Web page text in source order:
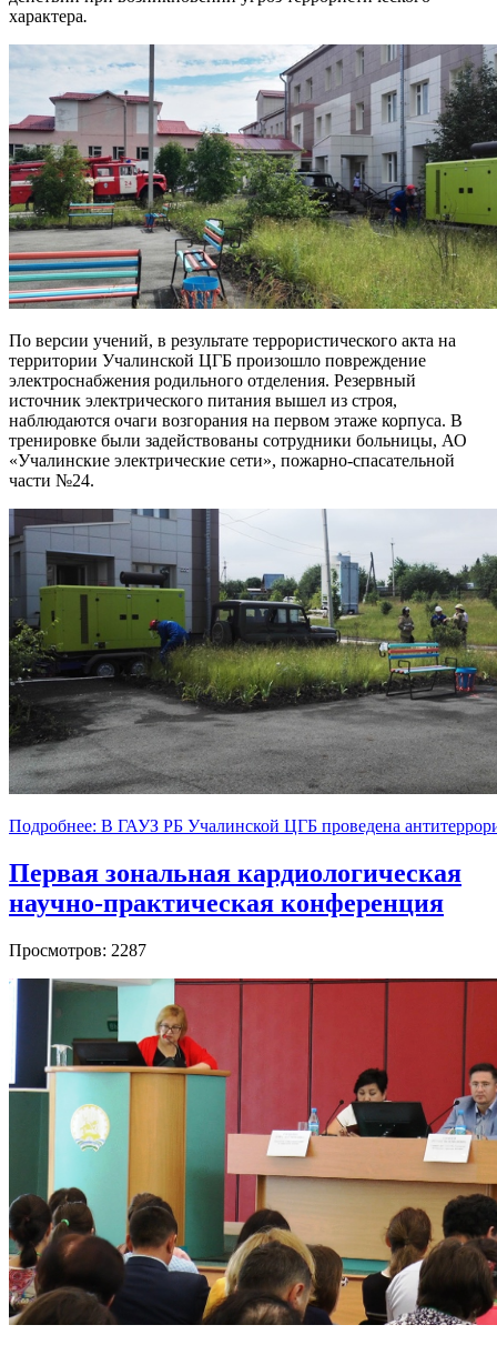
характера.
По версии учений, в результате террористического акта на
территории Учалинской ЦГБ произошло повреждение
электроснабжения родильного отделения. Резервный
источник электрического питания вышел из строя,
наблюдаются очаги возгорания на первом этаже корпуса. В
тренировке были задействованы сотрудники больницы, АО
«Учалинские электрические сети», пожарно-спасательной
части №24.
Подробнее: В ГАУЗ РБ Учалинской ЦГБ проведена
Первая зональная кардиологическая
научно-практическая конференция
Просмотров: 2287